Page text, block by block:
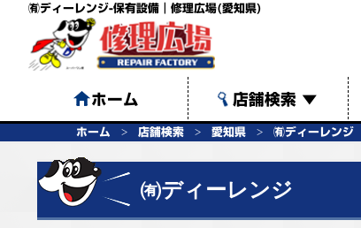
㈲ディーレンジ-保有設備｜修理広場(愛知県)
ホーム 店舗検索 ▼
ホーム 店舗検索 愛知県 ㈲ディーレンジ
㈲ディーレンジ